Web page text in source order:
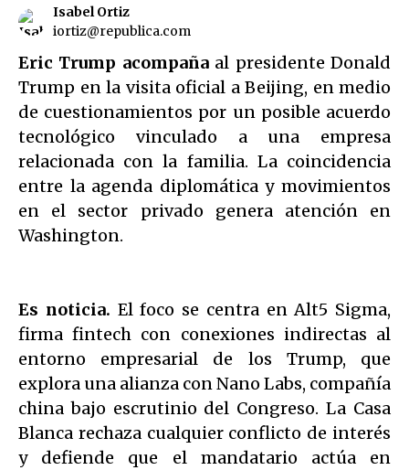
Isabel Ortiz
iortiz@republica.com
Eric Trump acompaña al presidente Donald
Trump en la visita oficial a Beijing, en medio
de cuestionamientos por un posible acuerdo
tecnológico vinculado a una empresa
relacionada con la familia. La coincidencia
entre la agenda diplomática y movimientos
en el sector privado genera atención en
Washington.
Es noticia. El foco se centra en Alt5 Sigma,
firma fintech con conexiones indirectas al
entorno empresarial de los Trump, que
explora una alianza con Nano Labs, compañía
china bajo escrutinio del Congreso. La Casa
Blanca rechaza cualquier conflicto de interés
y defiende que el mandatario actúa en